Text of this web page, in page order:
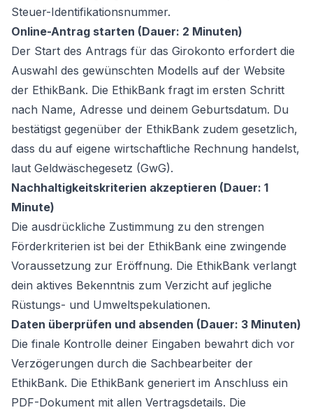
Steuer-Identifikationsnummer.
Online-Antrag starten (Dauer: 2 Minuten)
Der Start des Antrags für das Girokonto erfordert die
Auswahl des gewünschten Modells auf der Website
der EthikBank. Die EthikBank fragt im ersten Schritt
nach Name, Adresse und deinem Geburtsdatum. Du
bestätigst gegenüber der EthikBank zudem gesetzlich,
dass du auf eigene wirtschaftliche Rechnung handelst,
laut Geldwäschegesetz (GwG).
Nachhaltigkeitskriterien akzeptieren (Dauer: 1
Minute)
Die ausdrückliche Zustimmung zu den strengen
Förderkriterien ist bei der EthikBank eine zwingende
Voraussetzung zur Eröffnung. Die EthikBank verlangt
dein aktives Bekenntnis zum Verzicht auf jegliche
Rüstungs- und Umweltspekulationen.
Daten überprüfen und absenden (Dauer: 3 Minuten)
Die finale Kontrolle deiner Eingaben bewahrt dich vor
Verzögerungen durch die Sachbearbeiter der
EthikBank. Die EthikBank generiert im Anschluss ein
PDF-Dokument mit allen Vertragsdetails. Die